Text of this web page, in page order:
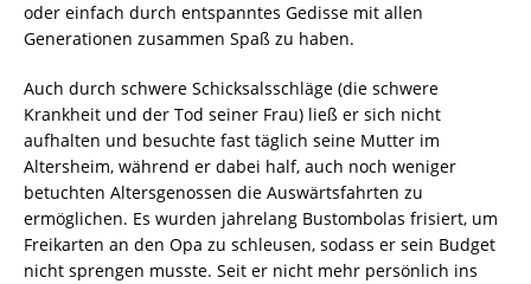
oder einfach durch entspanntes Gedisse mit allen
Generationen zusammen Spaß zu haben.
Auch durch schwere Schicksalsschläge (die schwere
Krankheit und der Tod seiner Frau) ließ er sich nicht
aufhalten und besuchte fast täglich seine Mutter im
Altersheim, während er dabei half, auch noch weniger
betuchten Altersgenossen die Auswärtsfahrten zu
ermöglichen. Es wurden jahrelang Bustombolas frisiert, um
Freikarten an den Opa zu schleusen, sodass er sein Budget
nicht sprengen musste. Seit er nicht mehr persönlich ins